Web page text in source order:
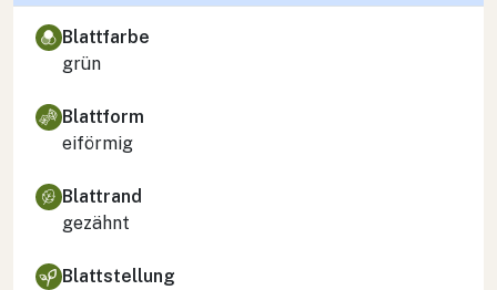
Blattfarbe
grün
Blattform
eiförmig
Blattrand
gezähnt
Blattstellung